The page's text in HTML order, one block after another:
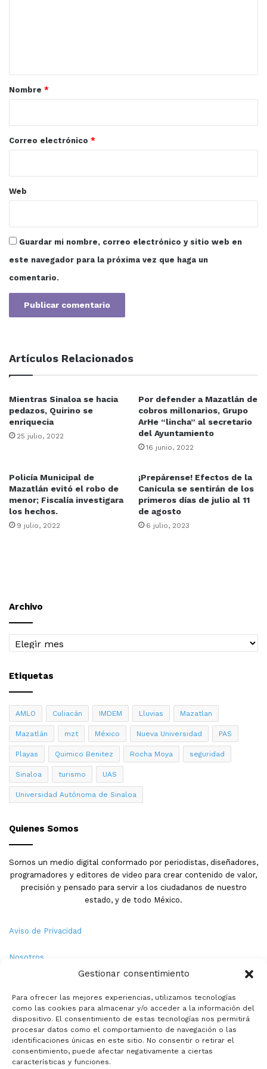
Gestionar consentimiento
Para ofrecer las mejores experiencias, utilizamos tecnologías
como las cookies para almacenar y/o acceder a la información del
dispositivo. El consentimiento de estas tecnologías nos permitirá
procesar datos como el comportamiento de navegación o las
identificaciones únicas en este sitio. No consentir o retirar el
consentimiento, puede afectar negativamente a ciertas
características y funciones.
r
*
Nombre *
Correo electrónico *
Web
Guardar mi nombre, correo electrónico y sitio web en
este navegador para la próxima vez que haga un
comentario.
Artículos Relacionados
Mientras Sinaloa se hacia
pedazos, Quirino se
enriquecia
25 julio, 2022
Por defender a Mazatlán de
cobros millonarios, Grupo
ArHe “lincha” al secretario
del Ayuntamiento
16 junio, 2022
Policía Municipal de
Mazatlán evitó el robo de
menor; Fiscalía investigara
los hechos.
9 julio, 2022
¡Prepárense! Efectos de la
Canícula se sentirán de los
primeros días de julio al 11
de agosto
6 julio, 2023
Archivo
Archivo
Etiquetas
AMLO Culiacán IMDEM Lluvias Mazatlan
Mazatlán mzt México Nueva Universidad PAS
Playas Quimico Benitez Rocha Moya seguridad
Sinaloa turismo UAS
Universidad Autónoma de Sinaloa
Quienes Somos
Somos un medio digital conformado por periodistas, diseñadores,
programadores y editores de video para crear contenido de valor,
precisión y pensado para servir a los ciudadanos de nuestro
estado, y de todo México.
Aviso de Privacidad
Nosotros
Política de Cookies
Contacto